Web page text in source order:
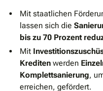
Mit staatlichen
lassen sich die
bis zu 70 Prozent
Mit
Krediten werden
Komplettsanierung,
erreichen, gefördert.